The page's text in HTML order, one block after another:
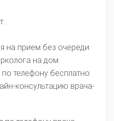
на прием без очереди.
на дом.
телефону бесплатно.
консультацию врача-